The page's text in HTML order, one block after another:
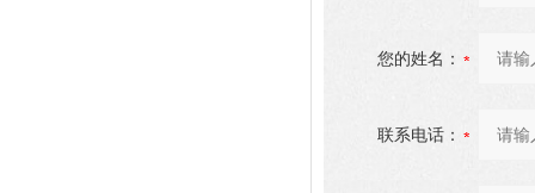
您的姓名：
联系电话：